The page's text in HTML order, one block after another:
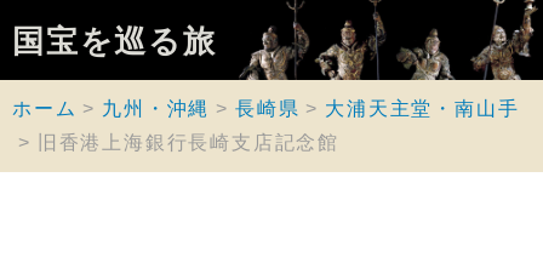
国宝を巡る旅
ホーム 九州・沖縄 長崎県
大浦天主堂・南山手
旧香港上海銀行長崎支店記念館